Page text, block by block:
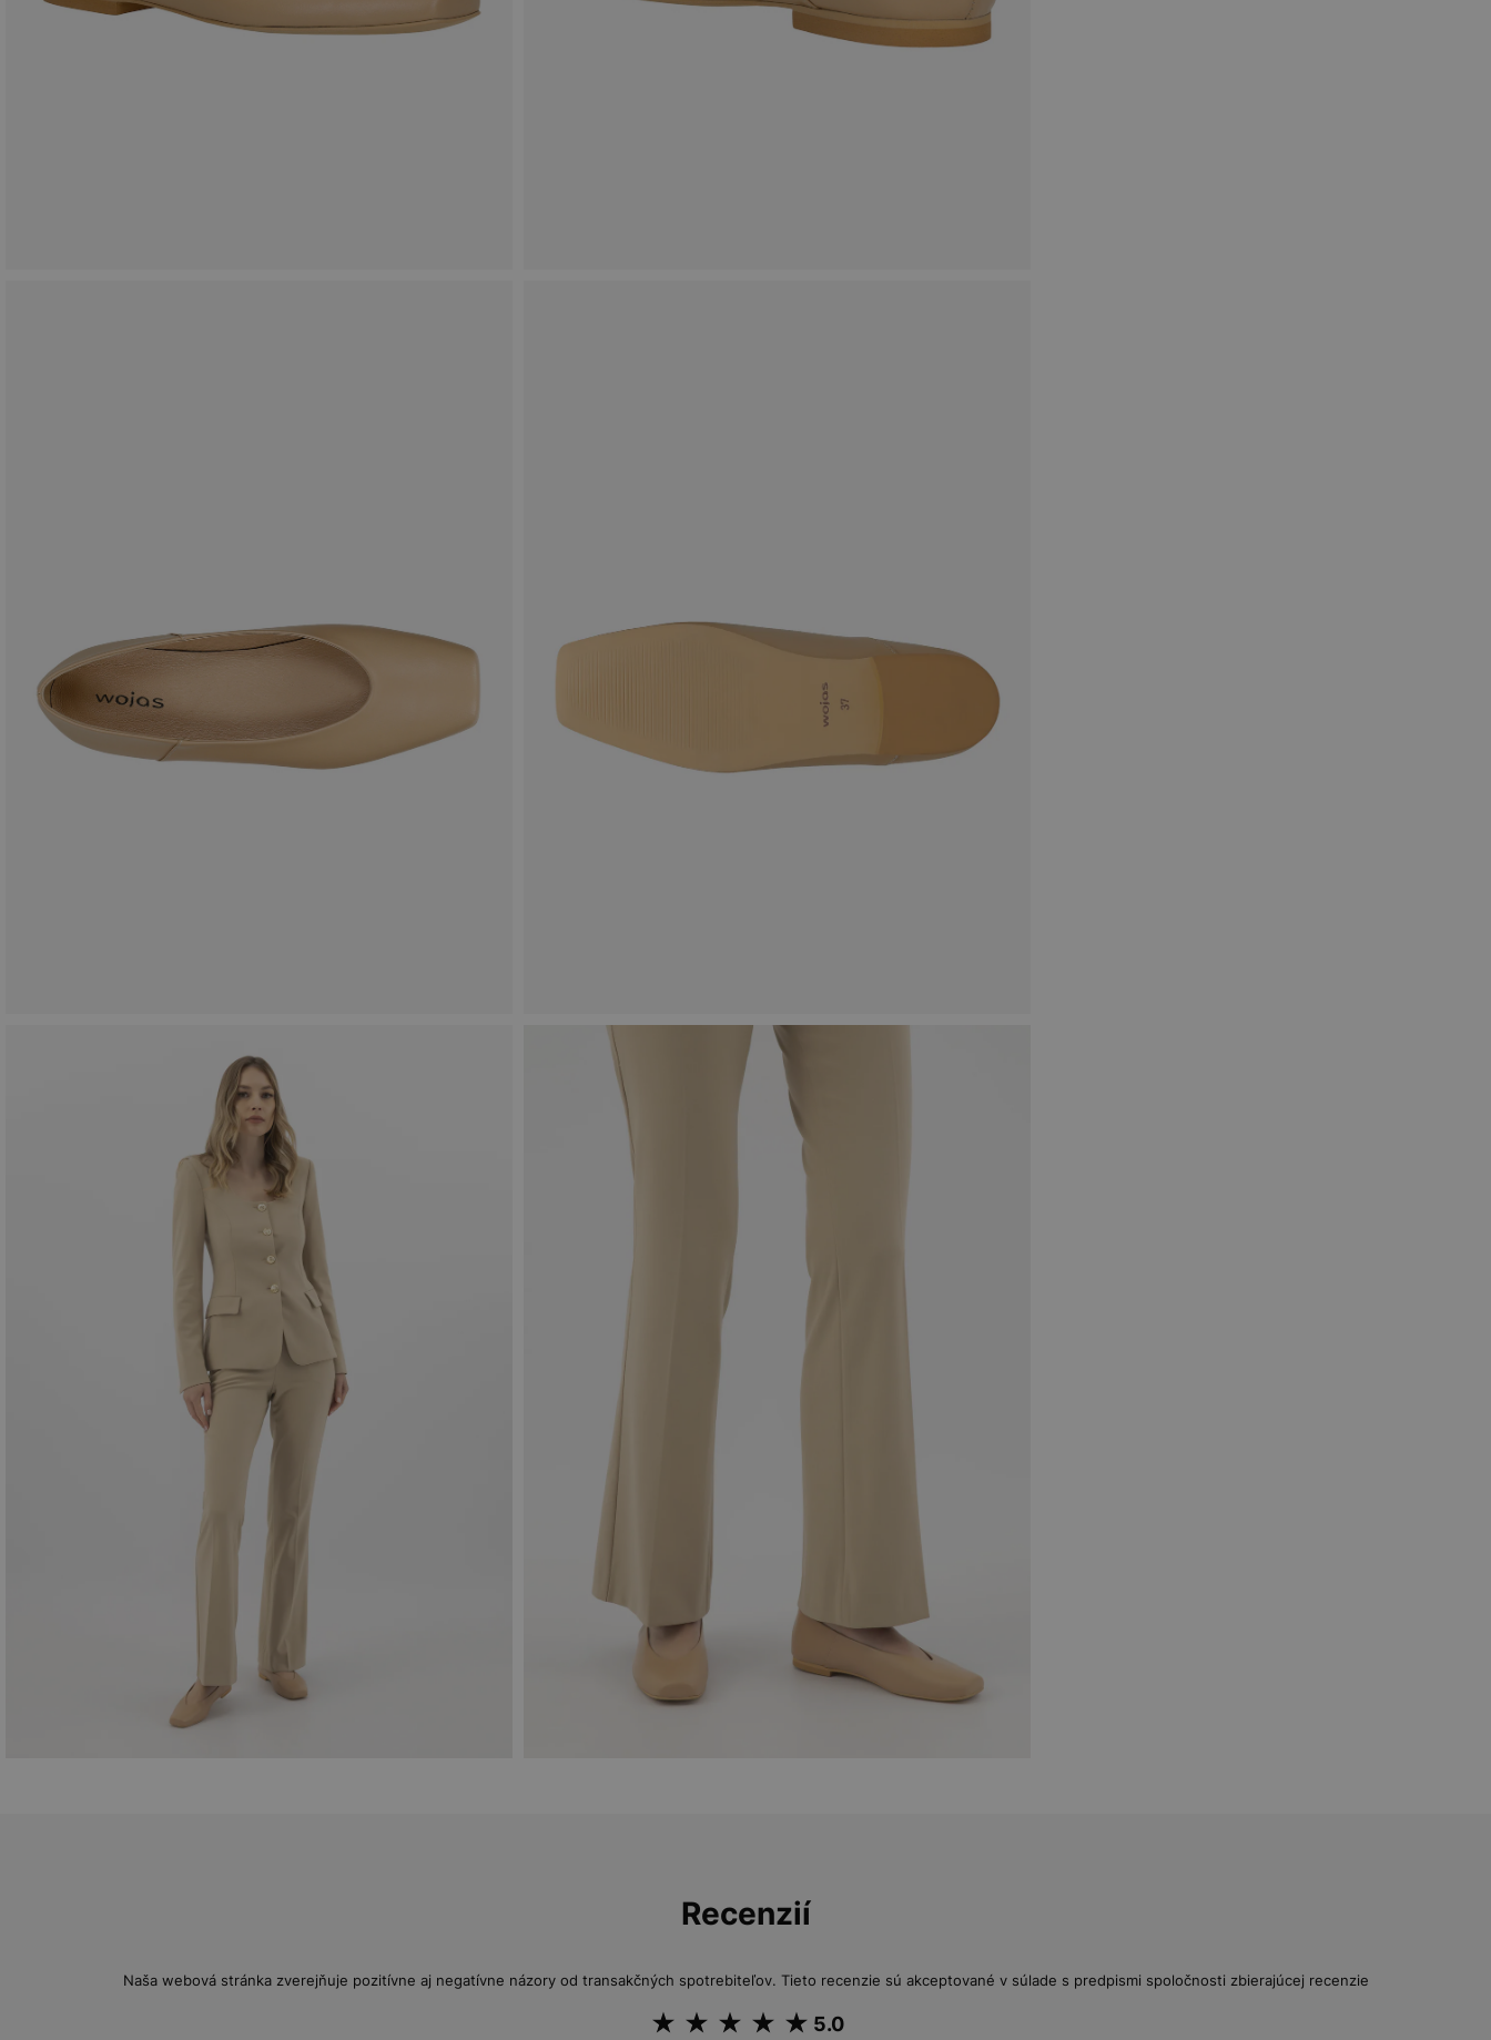
Recenzií
Naša webová stránka zverejňuje pozitívne aj negatívne názory od transakčných spotrebiteľov. Tieto recenzie sú akceptované v súlade s predpismi spoločnosti zbierajúcej recenzie
5.0